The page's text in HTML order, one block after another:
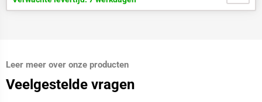
Leer meer over onze producten
Veelgestelde vragen